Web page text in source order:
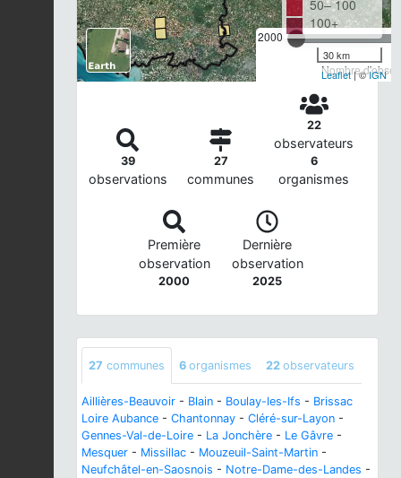
2000
Nombre
50– 100
100+
30 km
Leaflet| ©IGN
39
observations
27
communes
22
observateurs
6
organismes
Première
observation
2000
Dernière
observation
2025
27 communes 6 organismes 22 observateurs
Aillières-Beauvoir - Blain - Boulay-les-Ifs - Brissac
Loire Aubance - Chantonnay - Cléré-sur-Layon -
Gennes-Val-de-Loire - La Jonchère - Le Gâvre -
Mesquer - Missillac - Mouzeuil-Saint-Martin -
Neufchâtel-en-Saosnois - Notre-Dame-des-Landes -